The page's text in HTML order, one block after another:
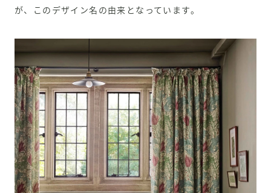
が、このデザイン名の由来となっています。